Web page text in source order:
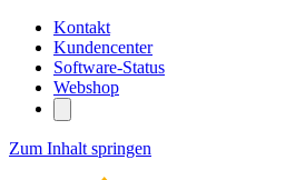
Kontakt
Kundencenter
Software-Status
Webshop
Zum Inhalt springen